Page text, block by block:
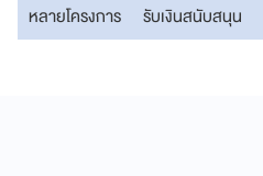
หลายโครงการ
รับเงินสนับสนุน